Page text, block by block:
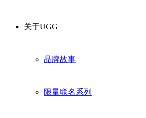
关于UGG
品牌故事
限量联名系列